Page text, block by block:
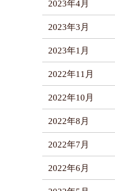
2023年4月
2023年3月
2023年1月
2022年11月
2022年10月
2022年8月
2022年7月
2022年6月